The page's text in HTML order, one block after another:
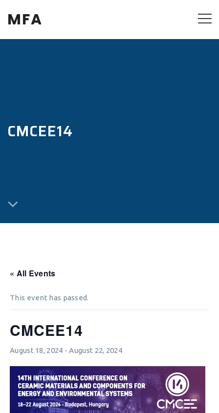
MFA
CMCEE14
« All Events
This event has passed.
CMCEE14
August 18, 2024 -August 22, 2024